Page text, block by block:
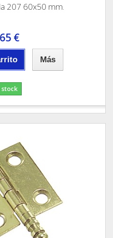
207 60x50 mm.
€
Más
stock